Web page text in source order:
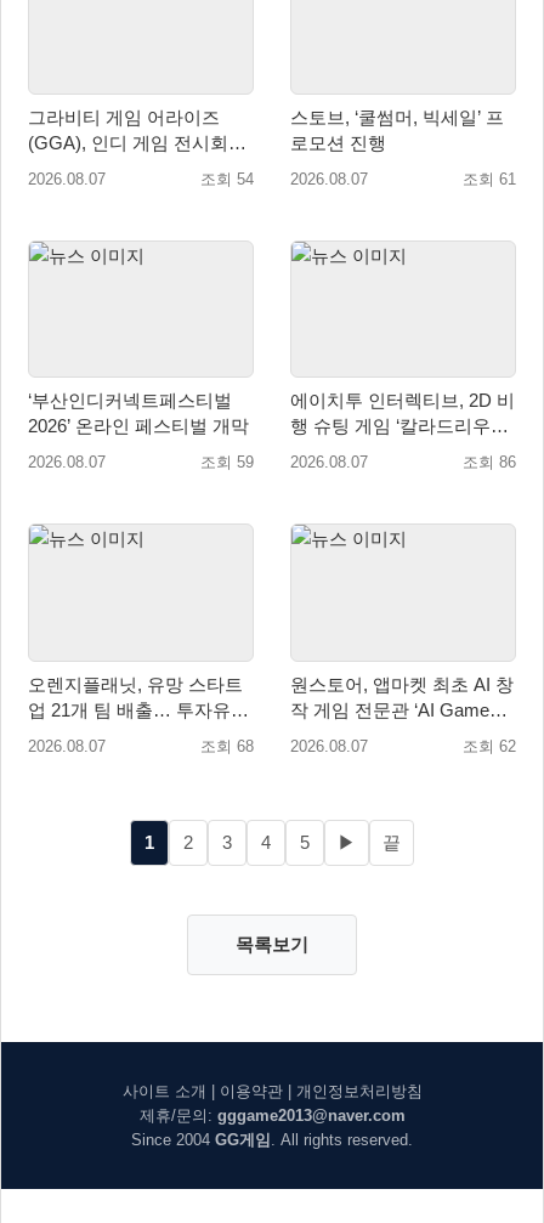
그라비티 게임 어라이즈
(GGA), 인디 게임 전시회
‘도쿄 게임 던전 13’ 참가!
2026.08.07 조회 54
스토브, ‘쿨썸머, 빅세일’ 프
로모션 진행
2026.08.07 조회 61
‘부산인디커넥트페스티벌
2026’ 온라인 페스티벌 개막
2026.08.07 조회 59
에이치투 인터렉티브, 2D 비
행 슈팅 게임 ‘칼라드리우스
2/다크 엘레멘트’ 올 겨울 전
2026.08.07 조회 86
오렌지플래닛, 유망 스타트
업 21개 팀 배출… 투자유치∙
매출성장 성과 눈길
2026.08.07 조회 68
원스토어, 앱마켓 최초 AI 창
작 게임 전문관 ‘AI Games’
오픈
2026.08.07 조회 62
1 2 3 4 5 ▶ 끝
목록보기
사이트 소개 | 이용약관| 개인정보처리방침
제휴/문의: gggame2013@naver.com
Since 2004 GG게임 . All rights reserved.